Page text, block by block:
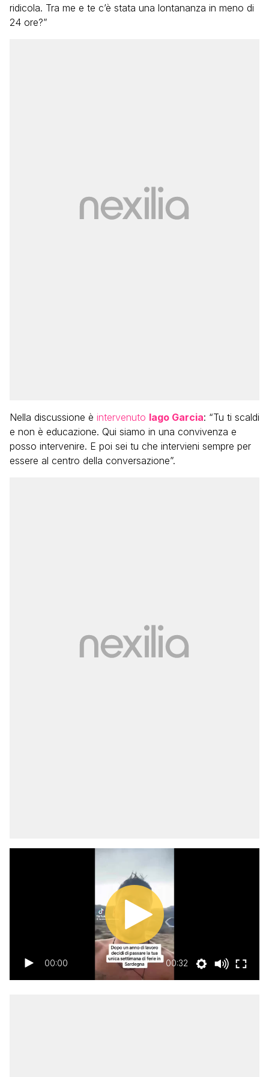
ridicola. Tra me e te c’è stata una lontananza in meno di
24 ore?”
Nella discussione è intervenuto Iago Garcia: “Tu ti scaldi
e non è educazione. Qui siamo in una convivenza e
posso intervenire. E poi sei tu che intervieni sempre per
essere al centro della conversazione”.
00:00 00:32